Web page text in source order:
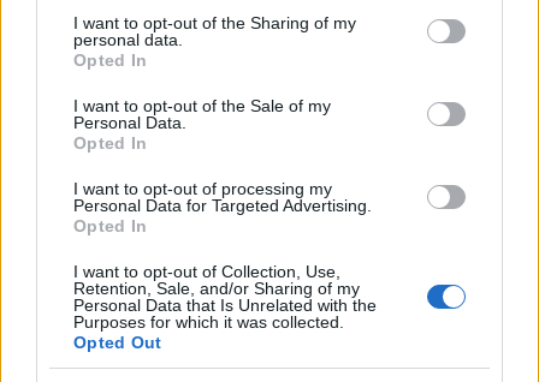
not limited to your visit or usage behaviour. You may click to
grant or deny consent to Google and its third-party tags to
use your data for below specified purposes in below Google
consent section.
I want to opt-out of the Sharing of my
personal data.
Opted In
I want to opt-out of the Sale of my
Personal Data.
Opted In
I want to opt-out of processing my
Personal Data for Targeted Advertising.
Opted In
I want to opt-out of Collection, Use,
Retention, Sale, and/or Sharing of my
Personal Data that Is Unrelated with the
Purposes for which it was collected.
Opted Out
Τουρισμός για Ολους 2026: Τα SOS για να κερδίσετε το
voucher διακοπών